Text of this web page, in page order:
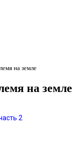
на земле
на земле
2